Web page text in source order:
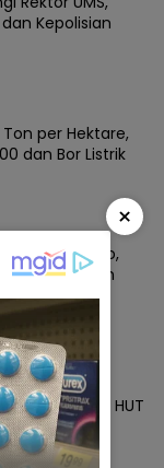
Kepolisian
per Hektare,
dan Bor Listrik
Hadapi El Nino,
Sawah Panen
Rutan
Semarakkan HUT
×